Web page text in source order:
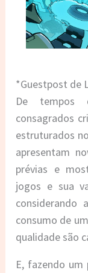
*Guestpost de
De tempos
consagrados
estruturados
apresentam
prévias e
jogos e sua
considerando
consumo de
qualidade são
E, fazendo